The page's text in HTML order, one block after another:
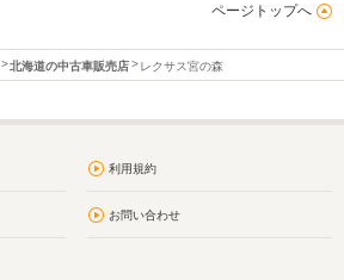
ページトップへ
北海道の中古車販売店 レクサス宮の森
利用規約
お問い合わせ